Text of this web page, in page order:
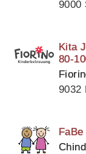
Kita
80-
9032